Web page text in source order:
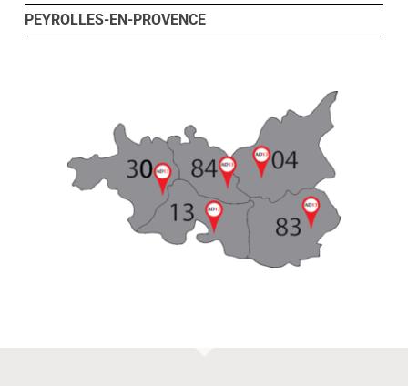
PEYROLLES-EN-PROVENCE